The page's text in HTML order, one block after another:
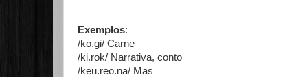
Exemplos:
/ko.gi/ Carne
/ki.rok/ Narrativa, conto
/keu.reo.na/ Mas